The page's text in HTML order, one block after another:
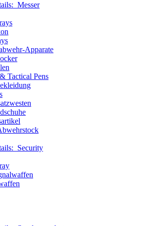
Messer
Apparate
Tactical Pens
Security